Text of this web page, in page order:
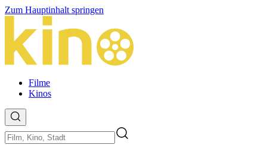
Zum Hauptinhalt springen
Filme
Kinos